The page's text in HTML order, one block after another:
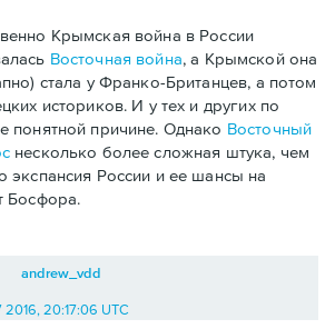
Крымская война в России
Восточная война, а Крымской она
стала у Франко-Британцев, а потом
историков. И у тех и других по
понятной причине. Однако Восточный
несколько более сложная штука, чем
экспансия России и ее шансы на
Босфора.
andrew_vdd
2016, 20:17:06 UTC